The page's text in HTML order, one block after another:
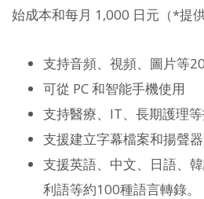
始成本和每月 1,000 日元（*提
支持音頻、視頻、圖片等
可從 PC 和智能手機使用
支持醫療、IT、長期護理
支援建立字幕檔案和揚聲
支援英語、中文、日語、
利語等約100種語言轉錄。